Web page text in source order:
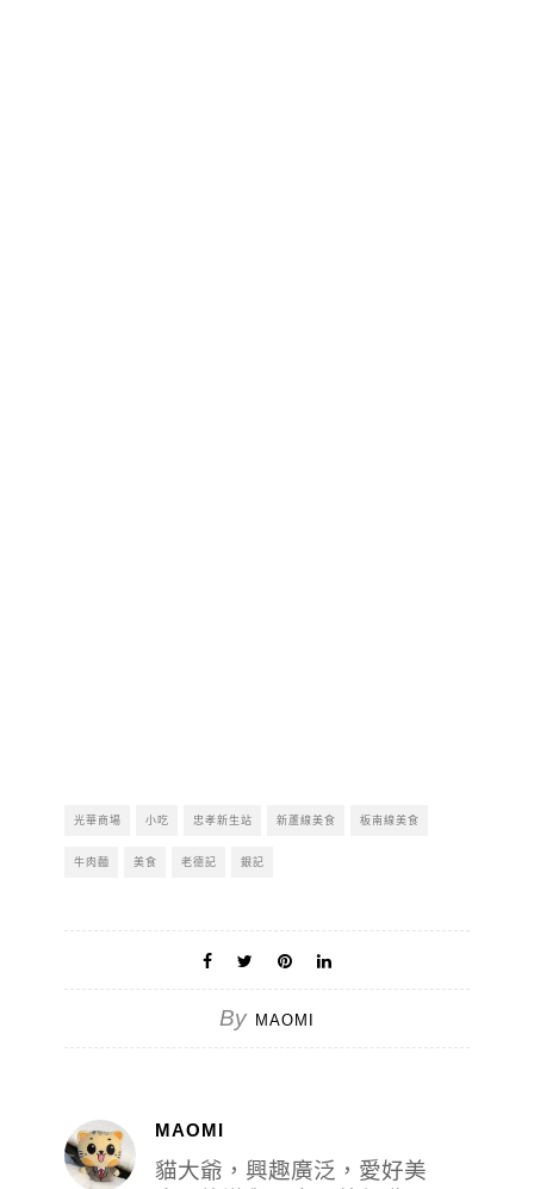
光華商場 小吃 忠孝新生站 新蘆線美食 板南線美食
牛肉麵 美食 老德記 銀記
By MAOMI
MAOMI
貓大爺，興趣廣泛，愛好美